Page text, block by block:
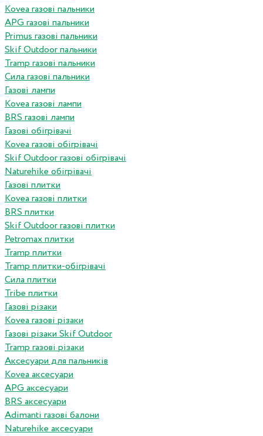
Kovea газові пальники
APG газові пальники
Primus газові пальники
Skif Outdoor пальники
Tramp газові пальники
Сила газові пальники
Газові лампи
Kovea газові лампи
BRS газові лампи
Газові обігрівачі
Kovea газові обігрівачі
Skif Outdoor газові обігрівачі
Naturehike обігрівачі
Газові плитки
Kovea газові плитки
BRS плитки
Skif Outdoor газові плитки
Petromax плитки
Tramp плитки
Tramp плитки-обігрівачі
Сила плитки
Tribe плитки
Газові різаки
Kovea газові різаки
Газові різаки Skif Outdoor
Tramp газові різаки
Аксесуари для пальників
Kovea аксесуари
APG аксесуари
BRS аксесуари
Adimanti газові балони
Naturehike аксесуари